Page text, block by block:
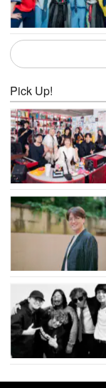
Pick Up!